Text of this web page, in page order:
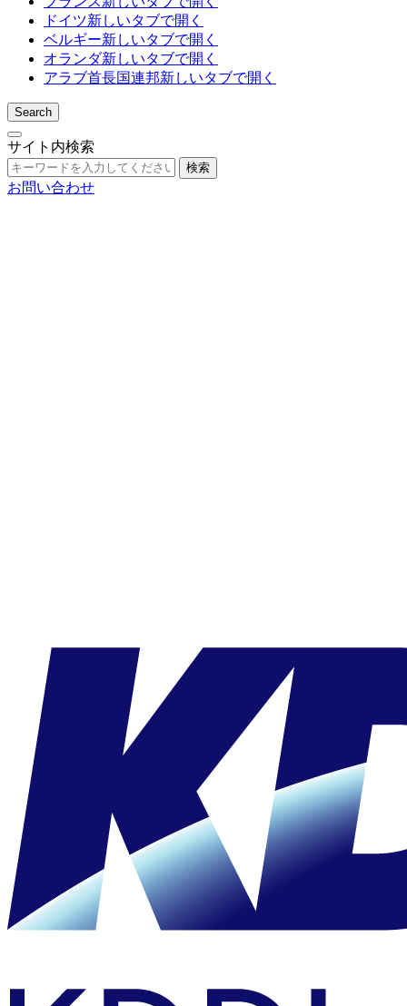
ドイツ新しいタブで開く
ベルギー新しいタブで開く
オランダ新しいタブで開く
アラブ首長国連邦新しいタブで開く
Search
サイト内検索
検索
お問い合わせ